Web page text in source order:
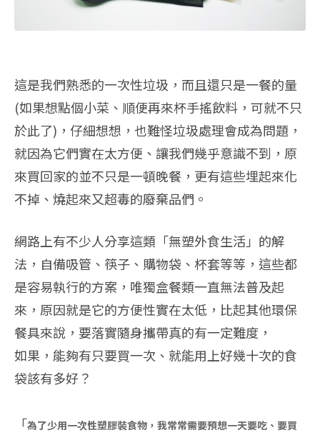
這是我們熟悉的一次性垃圾，而且還只是一餐的量
(如果想點個小菜、順便再來杯手搖飲料，可就不只
於此了)，仔細想想，也難怪垃圾處理會成為問題，
就因為它們實在太方便、讓我們幾乎意識不到，原
來買回家的並不只是一頓晚餐，更有這些埋起來化
不掉、燒起來又超毒的廢棄品們。
網路上有不少人分享這類「無塑外食生活」的解
法，自備吸管、筷子、購物袋、杯套等等，這些都
是容易執行的方案，唯獨盒餐類一直無法普及起
來，原因就是它的方便性實在太低，比起其他環保
餐具來說，要落實隨身攜帶真的有一定難度，
如果，能夠有只要買一次、就能用上好幾十次的食
袋該有多好？
「為了少用一次性塑膠裝食物，我常常需要預想一天要吃、要買